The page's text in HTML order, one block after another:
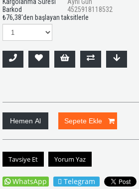
Barkod
4525918118532
₺76,38'den başlayan taksitlerle
Tavsiye Et Yorum Yaz
WhatsApp Telegram